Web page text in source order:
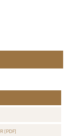
[PDF]